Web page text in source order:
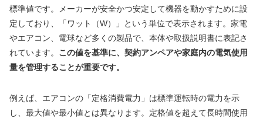
標準値です。メーカーが安全かつ安定して機器を動かすために設
定しており、「ワット（W）」という単位で表示されます。家電
やエアコン、電球など多くの製品で、本体や取扱説明書に表記さ
れています。 この値を基準に、契約アンペアや家庭内の電気使用
量を管理することが重要です。
例えば、エアコンの「定格消費電力」は標準運転時の電力を示
し、最大値や最小値とは異なります。定格値を超えて長時間使用